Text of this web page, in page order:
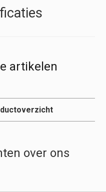
artikelen
over ons